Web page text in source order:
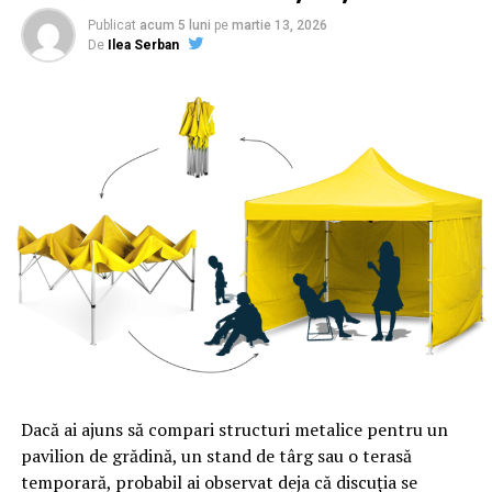
deputatul USR.
Comisia juridică a Camerei Deputaţilor a decis, marţi, la
dezbaterea pe proiectul de lege privind combaterea
spălării banilor menţinerea unei dispoziţii contradictorii
celor prevăzute în directiva europeană: acordarea
proprietarilor de acţiuni la purtător un răgaz de 18 luni
să treacă la vedere. De asemenea, o altă decizie a
Comisiei Juridice a fost ca asociaţiile şi fundaţiile să fie
obligate să raporteze instituţiilor statului toţi
beneficiarii.
Nu în ultimul rând, potrivit proiectului de lege băncile
Banilor orice tranzacţie mai mare de 2.000 de euro
făcută de românii care trimit sau primesc bani din
străinătate.
Publicat acum 5 luni pe martie 13, 2026
De
Ilea Serban
Dacă ai ajuns să compari structuri metalice pentru un
pavilion de grădină, un stand de târg sau o terasă
temporară, probabil ai observat deja că discuția se